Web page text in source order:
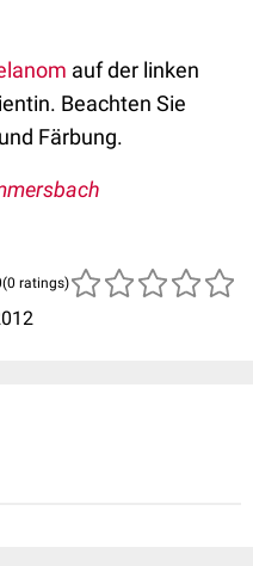
auf der linken
Beachten Sie
Färbung.
(0 ratings)